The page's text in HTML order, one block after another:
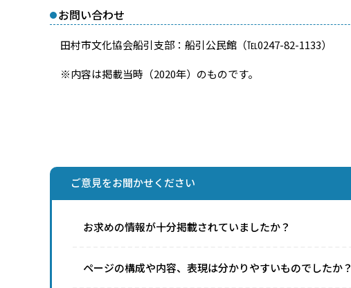
お問い合わせ
田村市文化協会船引支部：船引公民館（℡0247-82-1133）
※内容は掲載当時（2020年）のものです。
ご意見をお聞かせください
お求めの情報が十分掲載されていましたか？
ページの構成や内容、表現は分かりやすいものでしたか？